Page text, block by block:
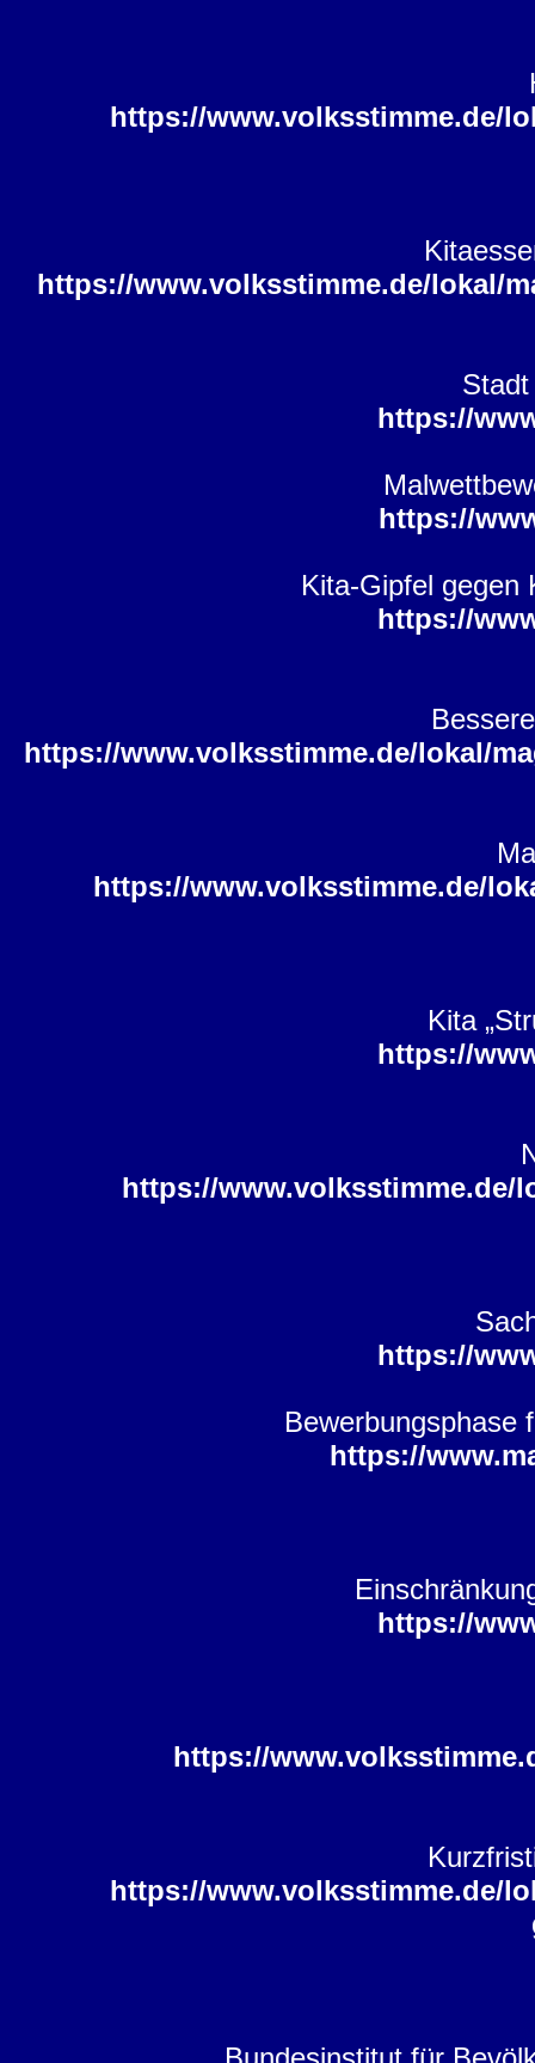
https://www.volksstimme.de/
https://www.volksstimme.de/lokal/
https://
https://
Kita-Gipfel gegen
https://
https://www.volksstimme.de/lokal/
https://www.volksstimme.de/
Kita
https://
https://www.volksstimme.de/
https://
Bewerbungsphase
https://
https://
https://
https://www.volksstimme.de/